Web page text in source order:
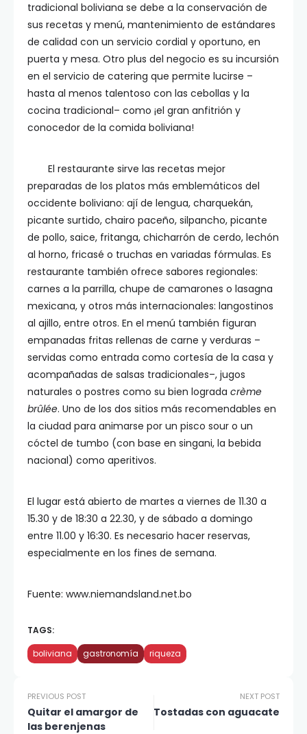
tradicional boliviana se debe a la conservación de
sus recetas y menú, mantenimiento de estándares
de calidad con un servicio cordial y oportuno, en
puerta y mesa. Otro plus del negocio es su incursión
en el servicio de catering que permite lucirse –
hasta al menos talentoso con las cebollas y la
cocina tradicional– como ¡el gran anfitrión y
conocedor de la comida boliviana!
El restaurante sirve las recetas mejor
preparadas de los platos más emblemáticos del
occidente boliviano: ají de lengua, charquekán,
picante surtido, chairo paceño, silpancho, picante
de pollo, saice, fritanga, chicharrón de cerdo, lechón
al horno, fricasé o truchas en variadas fórmulas. Es
restaurante también ofrece sabores regionales:
carnes a la parrilla, chupe de camarones o lasagna
mexicana, y otros más internacionales: langostinos
al ajillo, entre otros. En el menú también figuran
empanadas fritas rellenas de carne y verduras –
servidas como entrada como cortesía de la casa y
acompañadas de salsas tradicionales–, jugos
naturales o postres como su bien lograda crème
brûlée. Uno de los dos sitios más recomendables en
la ciudad para animarse por un pisco sour o un
cóctel de tumbo (con base en singani, la bebida
nacional) como aperitivos.
El lugar está abierto de martes a viernes de 11.30 a
15.30 y de 18:30 a 22.30, y de sábado a domingo
entre 11.00 y 16:30. Es necesario hacer reservas,
especialmente en los fines de semana.
Fuente: www.niemandsland.net.bo
TAGS:
boliviana gastronomía riqueza
PREVIOUS POST
Quitar el amargor de
las berenjenas
NEXT POST
Tostadas con aguacate